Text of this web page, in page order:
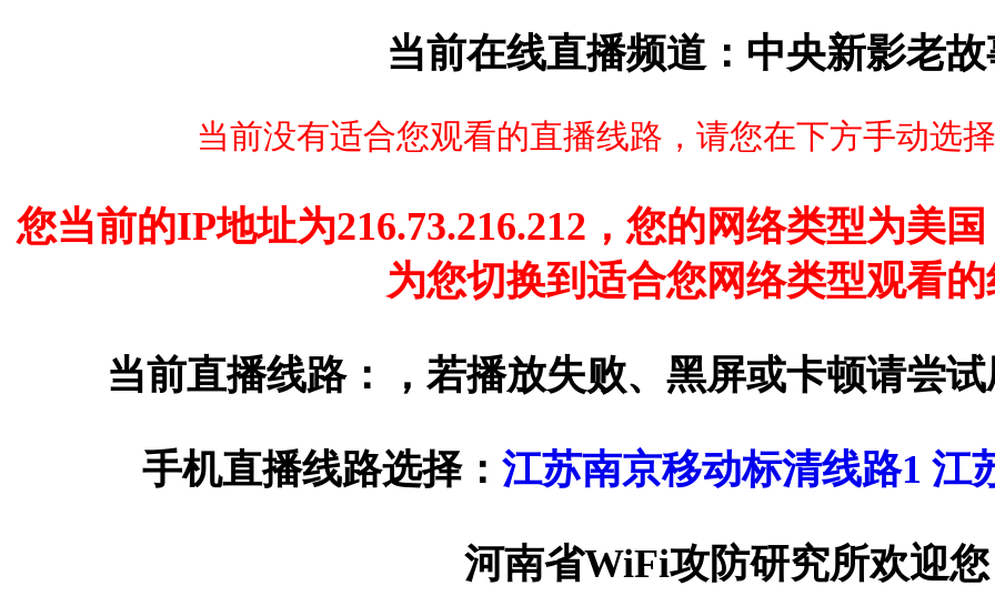
当前在线直播频道：中央新影老
当前没有适合您观看的直播线路，请您在下方手动选
您当前的IP地址为216.73.216.212，您的网络类型为美
为您切换到适合您网络类型观看
当前直播线路： ，若播放失败、黑屏或卡顿请尝
手机直播线路选择： 江苏南京移动标清线路1 江
河南省WiFi攻防研究所欢迎